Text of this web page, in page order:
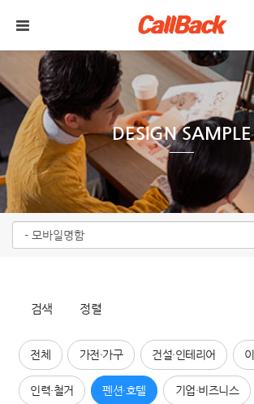
DESIGN SAMPLE
검색 정렬
전체 가전·가구 건설·인테리어
인력·철거 펜션·호텔 기업·비즈니스